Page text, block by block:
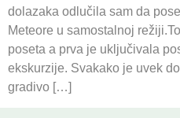
dolazaka odlučila sam da
Meteore u samostalnoj
poseta a prva je uključivala
ekskurzije. Svakako je uvek
gradivo […]